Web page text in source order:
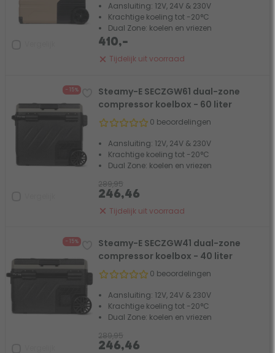
Aansluiting: 12V, 24V & 230V
Krachtige koeling tot -20°C
Dual Zone: koelen en vriezen
Tijdelijk uit voorraad
410,-
- 15%
Steamy-E SECZGW61 dual-zone
compressor koelbox - 60 liter
0 beoordelingen
Aansluiting: 12V, 24V & 230V
Krachtige koeling tot -20°C
Dual Zone: koelen en vriezen
Tijdelijk uit voorraad
289,95
246,46
- 15%
Steamy-E SECZGW41 dual-zone
compressor koelbox - 40 liter
0 beoordelingen
Aansluiting: 12V, 24V & 230V
Krachtige koeling tot -20°C
Dual Zone: koelen en vriezen
289,95
246,46